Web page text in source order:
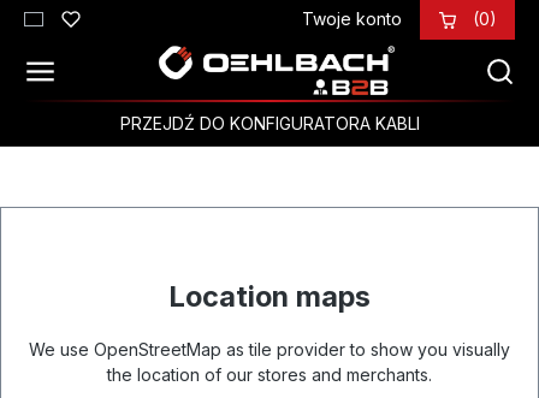
Przejdź do głównej zawartości Twoje konto (0)
PRZEJDŹ DO KONFIGURATORA KABLI
Location maps
We use OpenStreetMap as tile provider to show you visually
the location of our stores and merchants.